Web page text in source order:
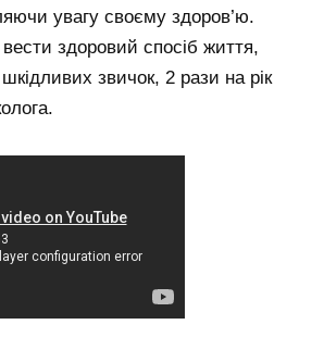
увагу своєму здоров’ю.
здоровий спосіб життя,
звичок, 2 рази на рік